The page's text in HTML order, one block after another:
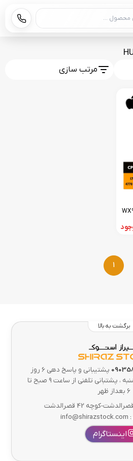
مرتب سازی
1
برگشت به بالا
پشتیبانی و پاسخ دهی 6 روز
در هفته از شنبه تا پنجشنبه ، پشتبانی تلفنی از ساعت ۹ صبح تا
۶ بعداز ظهر
کوچه 42 قصرالدشت
اینستاگرام